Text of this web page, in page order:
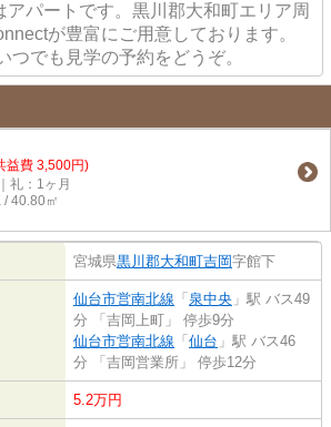
パートです。黒川郡大和町エリア周
が豊富にご用意しております。
つでも見学の予約をどうぞ。
益費 3,500円)
礼：1ヶ月
/ 40.80㎡
宮城県黒川郡大和町吉岡字館下
仙台市営南北線 「 泉中央 」駅 バス49
分 「吉岡上町」 停歩9分
仙台市営南北線 「 仙台 」駅 バス46
分 「吉岡営業所」 停歩12分
5.2万円